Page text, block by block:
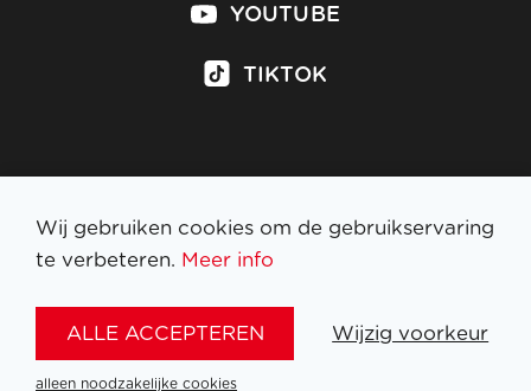
YOUTUBE
TIKTOK
Inschrijven op nieuwsbrief
Wij gebruiken cookies om de gebruikservaring
te verbeteren. Meer info
ALLE ACCEPTEREN Wijzig voorkeur
alleen noodzakelijke cookies